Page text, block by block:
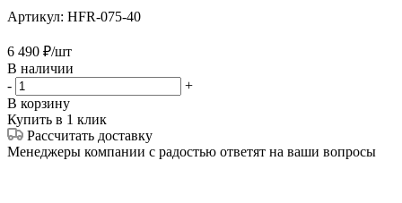
Артикул: HFR-075-40
6 490 ₽/шт
В наличии
-
+
В корзину
Купить в 1 клик
Рассчитать доставку
Менеджеры компании с радостью ответят на ваши вопросы